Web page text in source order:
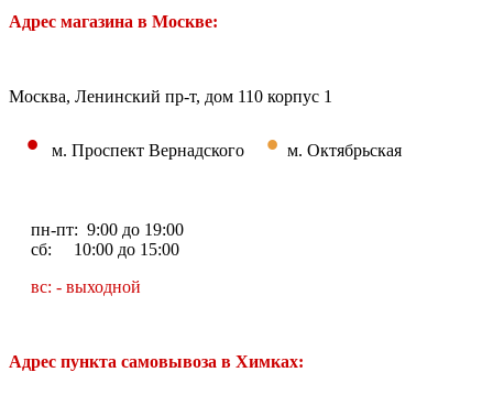
Адрес магазина в Москве:
Москва, Ленинский пр-т, дом 110 корпус 1
• м. Проспект Вернадского • м. Октябрьская
пн-пт: 9:00 до 19:00
сб: 10:00 до 15:00
вс: - выходной
Адрес пункта самовывоза в Химках: